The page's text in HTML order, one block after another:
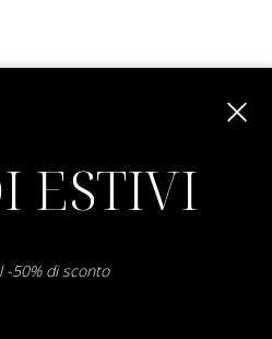
ESTIVI
-50% di sconto